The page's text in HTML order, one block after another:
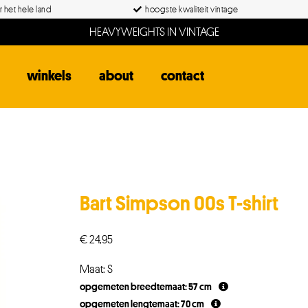
het hele land hoogste kwaliteit vintage
HEAVYWEIGHTS IN VINTAGE
winkels about contact
Bart Simpson 00s T-shirt
€24,95
Maat: S
opgemeten breedtemaat: 57 cm
opgemeten lengtemaat: 70 cm